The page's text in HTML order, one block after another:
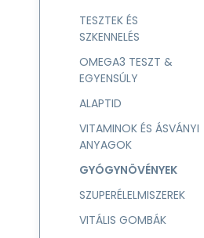
TESZTEK ÉS
SZKENNELÉS
OMEGA3 TESZT &
EGYENSÚLY
ALAPTID
VITAMINOK ÉS ÁSVÁNYI
ANYAGOK
GYÓGYNÖVÉNYEK
SZUPERÉLELMISZEREK
VITÁLIS GOMBÁK